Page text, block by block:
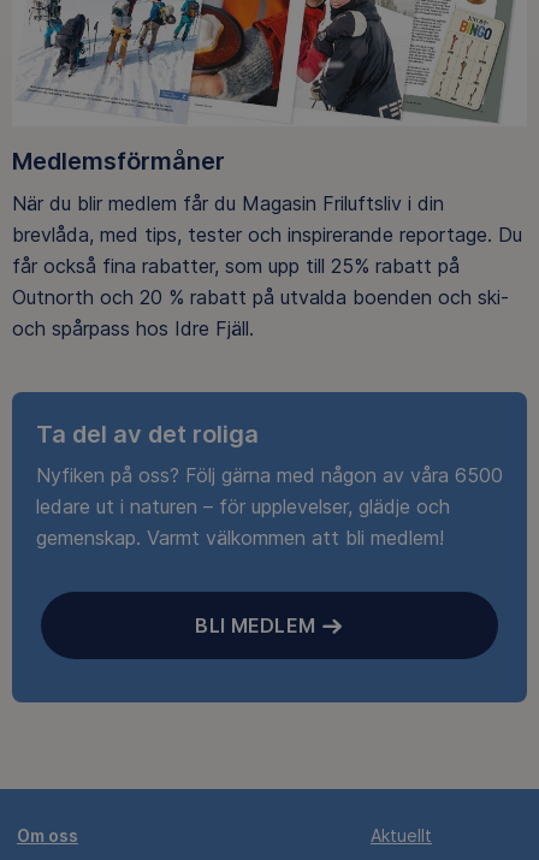
Medlemsförmåner
När du blir medlem får du Magasin Friluftsliv i din
brevlåda, med tips, tester och inspirerande reportage. Du
får också fina rabatter, som upp till 25% rabatt på
Outnorth och 20 % rabatt på utvalda boenden och ski-
och spårpass hos Idre Fjäll.
Ta del av det roliga
Nyfiken på oss? Följ gärna med någon av våra 6500
ledare ut i naturen – för upplevelser, glädje och
gemenskap. Varmt välkommen att bli medlem!
BLI MEDLEM
Om oss Aktuellt